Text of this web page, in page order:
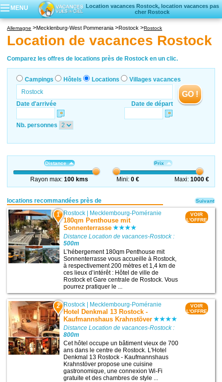
MENU
Location vacances Rostock, location vacances pas
cher Rostock
Locations vacances
Villages vacances
Allemagne Mecklenburg-West Pommerania Rostock Rostock
Location de vacances Rostock
Comparez les offres de locations près de Rostock en un clic.
Campings Hôtels Locations Villages vacances
Date d'arrivée Date de départ
GO !
Nb. personnes
Distance
Rayon max:100 kms
Prix
Mini:0 € Maxi: 1000 €
locations recommandées près de
1 Rostock | Mecklembourg-Poméranie
180qm Penthouse mit
Sonnenterrasse
Distance Location de vacances-Rostock :
500m
L’hébergement 180qm Penthouse mit
Sonnenterrasse vous accueille à Rostock,
à respectivement 200 mètres et 1,4 km de
ces lieux d’intérêt : Hôtel de ville de
Rostock et Gare centrale de Rostock. Vous
pourrez pratiquer le ...
VOIR
L'OFFRE
2 Rostock Mecklembourg-Poméranie
Hotel Denkmal 13 Rostock -
Kaufmannshaus Krahnstöver
Distance Location de vacances-Rostock :
800m
Cet hôtel occupe un bâtiment vieux de 700
ans dans le centre de Rostock. L'Hotel
Denkmal 13 Rostock - Kaufmannshaus
Krahnstöver propose une cuisine
gastronomique, une connexion Wi-Fi
gratuite et des chambres de style ...
VOIR
L'OFFRE
Suivant